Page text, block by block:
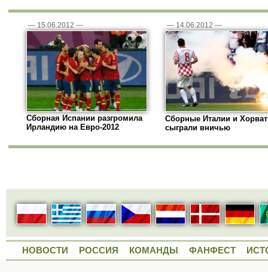
— 15.06.2012 —
Сборная Испании разгромила
Ирландию на Евро-2012
— 14.06.2012 —
Сборные Италии и
сыграли вничью
НОВОСТИ РОССИЯ КОМАНДЫ ФАНФЕСТ